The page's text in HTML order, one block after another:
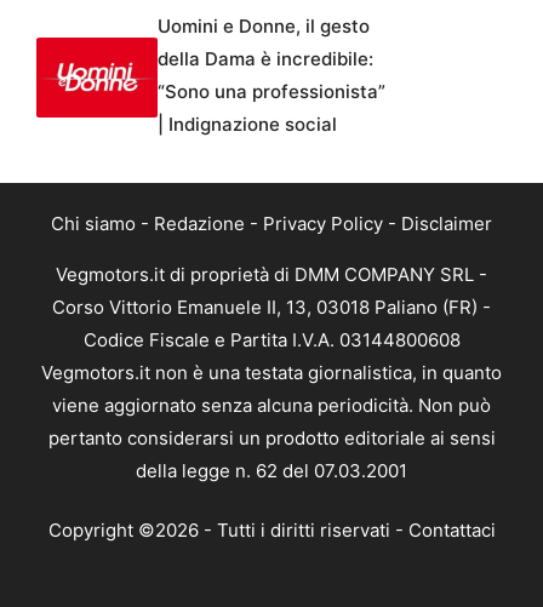
Uomini e Donne, il gesto
della Dama è incredibile:
“Sono una professionista”
| Indignazione social
Chi siamo - Redazione - Privacy Policy - Disclaimer
Vegmotors.it di proprietà di DMM COMPANY SRL -
Corso Vittorio Emanuele II, 13, 03018 Paliano (FR) -
Codice Fiscale e Partita I.V.A. 03144800608
Vegmotors.it non è una testata giornalistica, in quanto
viene aggiornato senza alcuna periodicità. Non può
pertanto considerarsi un prodotto editoriale ai sensi
della legge n. 62 del 07.03.2001
Copyright ©2026 - Tutti i diritti riservati - Contattaci